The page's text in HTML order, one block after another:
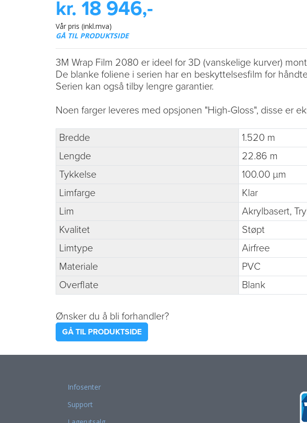
kr. 18 946,-
Vår pris (inkl.mva)
GÅ TIL PRODUKTSIDE
3M Wrap Film 2080 er ideel for 3D (vanskelige kurver)
De blanke foliene i serien har en beskyttelsesfilm for
Serien kan også tilby lengre garantier.
Noen farger leveres med opsjonen "High-Gloss", disse er
Bredde
1.520 m
Lengde
22.86 m
Tykkelse
100.00 µm
Limfarge
Klar
Lim
Akrylbasert,
Kvalitet
Støpt
Limtype
Airfree
Materiale
PVC
Overflate
Blank
Ønsker du å bli forhandler?
GÅ TIL PRODUKTSIDE
Infosenter
Support